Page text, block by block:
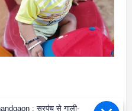
: सरपंच से गाली-